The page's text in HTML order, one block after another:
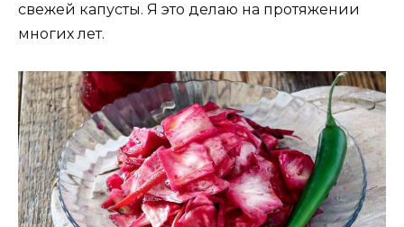
свежей капусты. Я это делаю на протяжении
многих лет.